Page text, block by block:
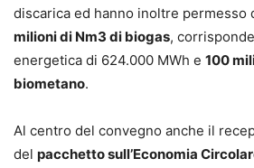
discarica ed hanno inoltre permesso
milioni di Nm3 di biogas,
energetica di 624.000 MWh e 100
biometano.
Al centro del convegno anche il
del pacchetto sull’Economia